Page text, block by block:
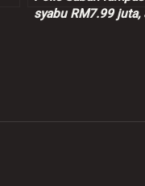
syabu RM7.99 juta,